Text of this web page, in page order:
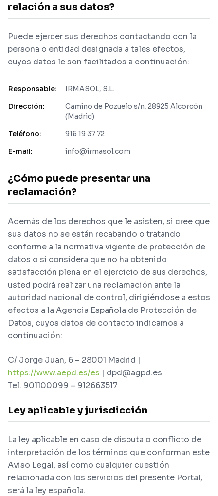
relación a sus datos?
Puede ejercer sus derechos contactando con la
persona o entidad designada a tales efectos,
cuyos datos le son facilitados a continuación:
Responsable:
IRMASOL, S.L.
Dirección:
Camino de Pozuelo s/n, 28925 Alcorcón
(Madrid)
Teléfono:
916 19 37 72
E-mail:
info@irmasol.com
¿Cómo puede presentar una
reclamación?
Además de los derechos que le asisten, si cree que
sus datos no se están recabando o tratando
conforme a la normativa vigente de protección de
datos o si considera que no ha obtenido
satisfacción plena en el ejercicio de sus derechos,
usted podrá realizar una reclamación ante la
autoridad nacional de control, dirigiéndose a estos
efectos a la Agencia Española de Protección de
Datos, cuyos datos de contacto indicamos a
continuación:
C/ Jorge Juan, 6 – 28001 Madrid |
https://www.aepd.es/es | dpd@agpd.es
Tel. 901100099 – 912663517
Ley aplicable y jurisdicción
La ley aplicable en caso de disputa o conflicto de
interpretación de los términos que conforman este
Aviso Legal, así como cualquier cuestión
relacionada con los servicios del presente Portal,
será la ley española.